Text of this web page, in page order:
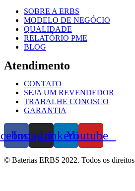
SOBRE A ERBS
MODELO DE NEGÓCIO
QUALIDADE
RELATÓRIO PME
BLOG
Atendimento
CONTATO
SEJA UM REVENDEDOR
TRABALHE CONOSCO
GARANTIA
InstagramLinkedinYoutube
© Baterias ERBS 2022. Todos os direitos